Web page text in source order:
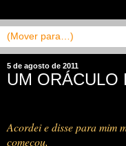
5 de agosto de 2011
UM ORÁCULO
Acordei e disse para mim
começou,